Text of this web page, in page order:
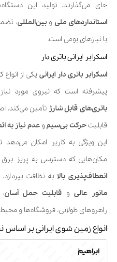
جای می‌گذارند. تولید این
استانداردهای ملی وبین‌المللی،
با نیازهای بومی است.
اسکرابر ایرانی باتری دار
اسکرابر باتری دار ایرانی یکی از
پیشرفته است که نیروی مورد
باتری‌های قابل شارژ تأمین می‌کند.
قابلیتحرکت بی‌سیموعدم نیاز به
این ویژگی به کاربر امکان می‌دهد
مکان‌هایی که دسترسی به پریز
انعطاف‌پذیری بالابه نظافت بپردازد.
مانور عالیو قابلیت حمل آسان
راهروهای طولانی، فروشگاه‌ها و
انواع زمین شوی ایرانی بر اساس